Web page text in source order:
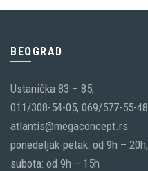
BEOGRAD
Ustanička 83 – 85;
011/308-54-05, 069/577-55-48
atlantis@megaconcept.rs
ponedeljak-petak: od 9h – 20h;
subota: od 9h – 15h